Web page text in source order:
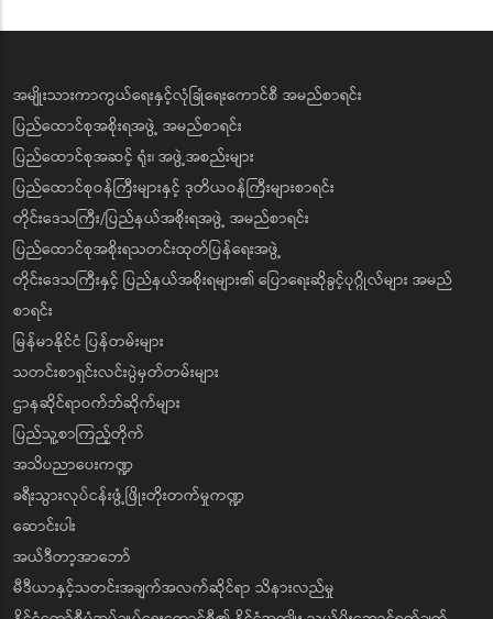
အမျိုးသားကာကွယ်ရေးနှင့်လုံခြုံရေးကောင်စီ အမည်စာရင်း
ပြည်ထောင်စုအစိုးရအဖွဲ့ အမည်စာရင်း
ပြည်ထောင်စုအဆင့် ရုံး၊ အဖွဲ့အစည်းများ
ပြည်ထောင်စုဝန်ကြီးများနှင့် ဒုတိယဝန်ကြီးများစာရင်း
တိုင်းဒေသကြီး/ပြည်နယ်အစိုးရအဖွဲ့ အမည်စာရင်း
ပြည်ထောင်စုအစိုးရသတင်းထုတ်ပြန်ရေးအဖွဲ့
တိုင်းဒေသကြီးနှင့် ပြည်နယ်အစိုးရများ၏ ပြောရေးဆိုခွင့်ပုဂ္ဂိုလ်များ အမည်
စာရင်း
မြန်မာနိုင်ငံ ပြန်တမ်းများ
သတင်းစာရှင်းလင်းပွဲမှတ်တမ်းများ
ဌာနဆိုင်ရာဝက်ဘ်ဆိုက်များ
ပြည်သူ့စာကြည့်တိုက်
အသိပညာပေးကဏ္ဍ
ခရီးသွားလုပ်ငန်းဖွံ့ဖြိုးတိုးတက်မှုကဏ္ဍ
ဆောင်းပါး
အယ်ဒီတာ့အာဘော်
မီဒီယာနှင့်သတင်းအချက်အလက်ဆိုင်ရာ သိနားလည်မှု